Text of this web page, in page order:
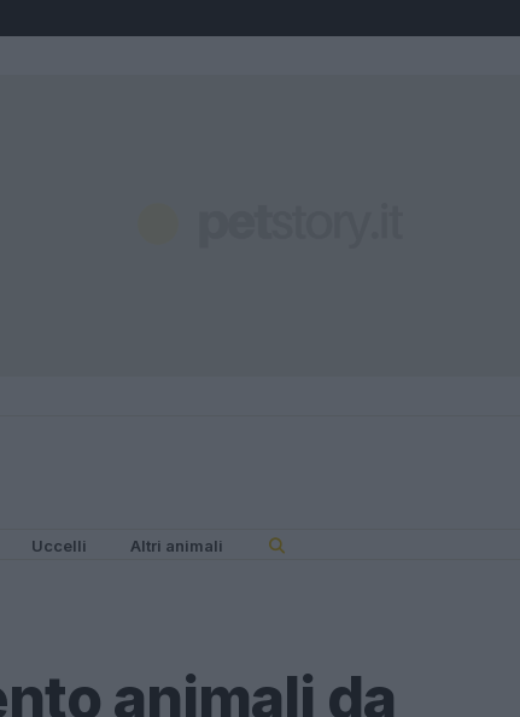
Uccelli Altri animali
animali da